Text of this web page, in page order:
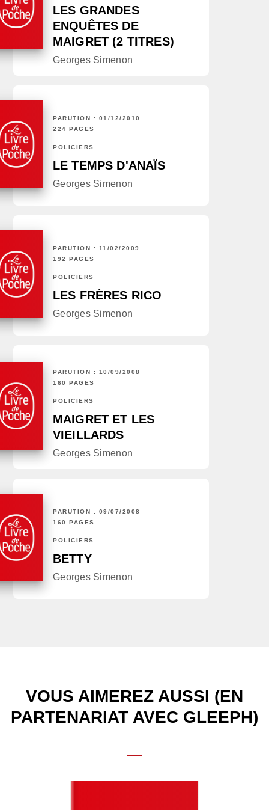
LES GRANDES
ENQUÊTES DE
MAIGRET (2 TITRES)
Georges Simenon
PARUTION : 01/12/2010
224 PAGES
POLICIERS
LE TEMPS D'ANAÏS
Georges Simenon
PARUTION : 11/02/2009
192 PAGES
POLICIERS
LES FRÈRES RICO
Georges Simenon
PARUTION : 10/09/2008
160 PAGES
POLICIERS
MAIGRET ET LES
VIEILLARDS
Georges Simenon
PARUTION : 09/07/2008
160 PAGES
POLICIERS
BETTY
Georges Simenon
VOUS AIMEREZ AUSSI (EN
PARTENARIAT AVEC GLEEPH)